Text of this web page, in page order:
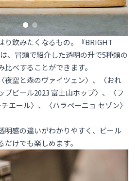
り飲みたくなるもの。『BRIGHT
、冒頭で紹介した透明の升で5種類の
べすることができます。
夜空と森のヴァイツェン〉、〈おれ
プビール2023 富士山ホップ〉、〈フ
エール〉、〈ハラペーニョ セゾン〉
明感の違いがわかりやすく、ビール
けでも楽しめます。